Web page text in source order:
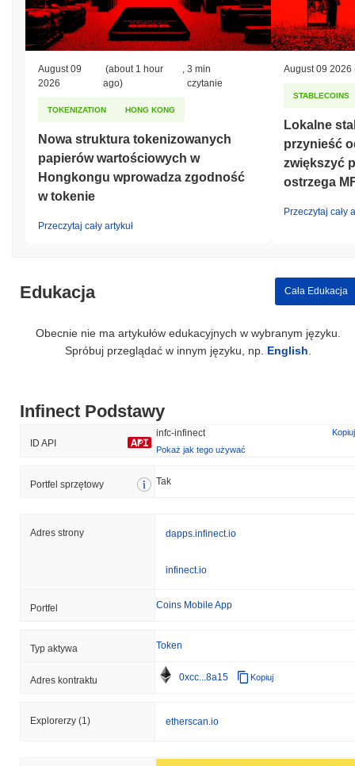
August 09
2026
(about 1 hour
ago)
3 min
czytanie
TOKENIZATION HONG KONG
Nowa struktura tokenizowanych
papierów wartościowych w
Hongkongu wprowadza zgodność
w tokenie
Przeczytaj cały artykuł
August 09 2026
STABLECOINS
Lokalne
przynieść
zwiększyć
ostrzega
Przeczytaj cały
Edukacja Cała Edukacja
Obecnie nie ma artykułów edukacyjnych w wybranym języku.
Spróbuj przeglądać w innym języku, np. English
Infinect Podstawy
ID API
infc-infinect
Kopiuj
Pokaż jak tego używać
Portfel sprzętowy Tak
Adres strony dapps.infinect.io
infinect.io
Portfel Coins Mobile App
Typ aktywa Token
Adres kontraktu 0xcc...8a15 Kopiuj
Explorerzy (1) etherscan.io